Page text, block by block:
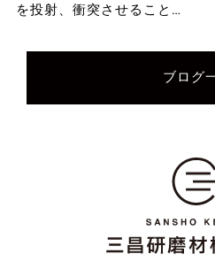
を投射、衝突させること…
ブログ